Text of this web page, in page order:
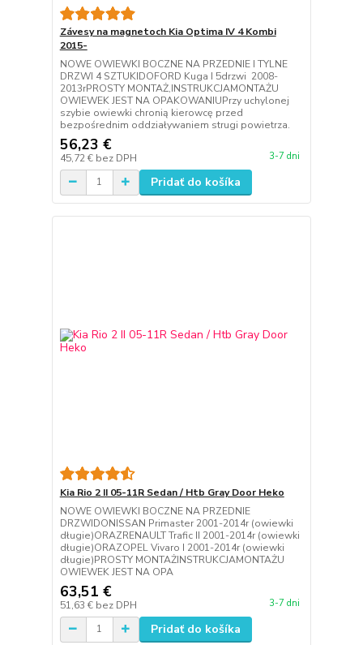
Závesy na magnetoch Kia Optima IV 4 Kombi
2015-
NOWE OWIEWKI BOCZNE NA PRZEDNIE I TYLNE
DRZWI 4 SZTUKIDOFORD Kuga I 5drzwi 2008-
2013rPROSTY MONTAŻ,INSTRUKCJAMONTAŻU
OWIEWEK JEST NA OPAKOWANIUPrzy uchylonej
szybie owiewki chronią kierowcę przed
bezpośrednim oddziaływaniem strugi powietrza.
56,23 €
45,72 € bez DPH 3-7 dni
Pridať do košíka
Kia Rio 2 II 05-11R Sedan / Htb Gray Door Heko
NOWE OWIEWKI BOCZNE NA PRZEDNIE
DRZWIDONISSAN Primaster 2001-2014r (owiewki
długie)ORAZRENAULT Trafic II 2001-2014r (owiewki
długie)ORAZOPEL Vivaro I 2001-2014r (owiewki
długie)PROSTY MONTAŻINSTRUKCJAMONTAŻU
OWIEWEK JEST NA OPA
63,51 €
51,63 € bez DPH 3-7 dni
Pridať do košíka